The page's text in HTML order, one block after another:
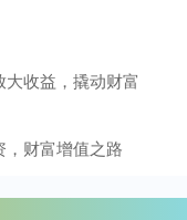
收益，撬动财富
财富增值之路